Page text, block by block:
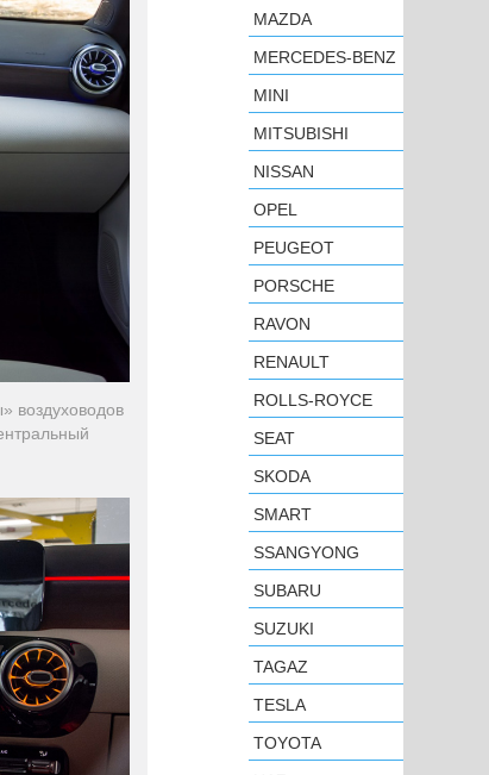
воздуховодов
MAZDA
MERCEDES-BENZ
MINI
MITSUBISHI
NISSAN
OPEL
PEUGEOT
PORSCHE
RAVON
RENAULT
ROLLS-ROYCE
SEAT
SKODA
SMART
SSANGYONG
SUBARU
SUZUKI
TAGAZ
TESLA
TOYOTA